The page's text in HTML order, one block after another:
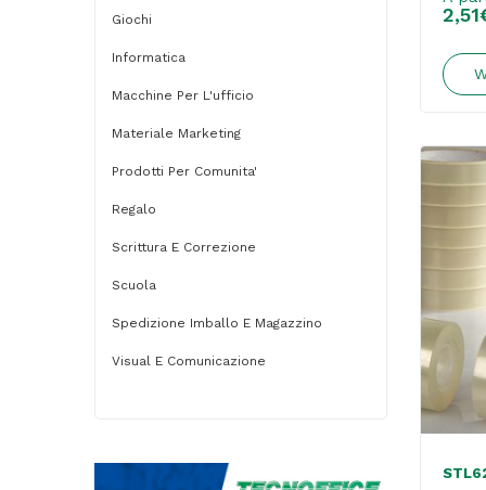
2,51
Giochi
Informatica
Macchine Per L'ufficio
Materiale Marketing
Prodotti Per Comunita'
Regalo
Scrittura E Correzione
Scuola
Spedizione Imballo E Magazzino
Visual E Comunicazione